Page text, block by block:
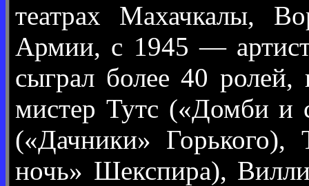
театрах Махачкалы,
Армии, с 1945 —
сыграл более 40
мистер Тутс («Домби и
(«Дачники» Горького),
ночь» Шекспира),